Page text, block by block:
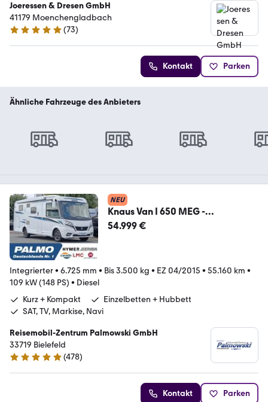
Joeressen & Dresen GmbH
41179 Moenchengladbach
4.8 Sterne
(73)
Kontakt Parken
Ähnliche Fahrzeuge des Anbieters
NEU
Knaus Van I 650 MEG -
Einzelbetten + Hubbett, AHK, TV
54.999 €
Integrierter• 6.725 mm • Bis 3.500 kg • EZ 04/2015 • 55.160 km •
109 kW (148 PS) • Diesel
Kurz + Kompakt
Einzelbetten + Hubbett
SAT, TV, Markise, Navi
Reisemobil-Zentrum Palmowski GmbH
33719 Bielefeld
4.8 Sterne
(478)
Kontakt Parken